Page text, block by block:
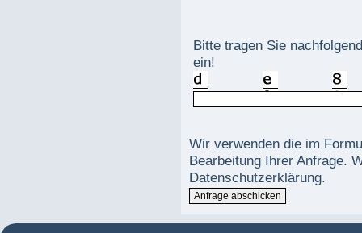
Bitte tragen Sie
ein!
Wir verwenden die im
Bearbeitung Ihrer Anfrage.
Datenschutzerklärung.